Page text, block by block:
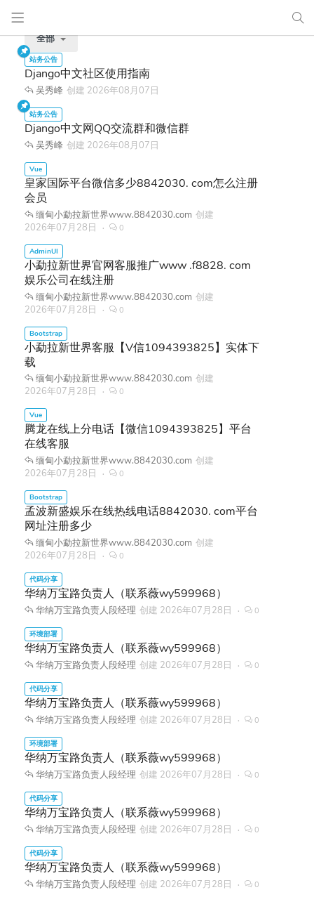
全部
Django中文社区使用指南
吴秀峰 创建 2026年08月07日
Django中文网QQ交流群和微信群
吴秀峰 创建 2026年08月07日
皇家国际平台微信多少8842030. com怎么注册
会员
缅甸小勐拉新世界www.8842030.com 创建
2026年07月28日
0
小勐拉新世界官网客服推广www .f8828. com
娱乐公司在线注册
缅甸小勐拉新世界www.8842030.com 创建
2026年07月28日
0
小勐拉新世界客服【V信1094393825】实体下
载
缅甸小勐拉新世界www.8842030.com 创建
2026年07月28日
0
腾龙在线上分电话【微信1094393825】平台
在线客服
缅甸小勐拉新世界www.8842030.com 创建
2026年07月28日
0
孟波新盛娱乐在线热线电话8842030. com平台
网址注册多少
缅甸小勐拉新世界www.8842030.com 创建
2026年07月28日
0
华纳万宝路负责人（联系薇wy599968）
华纳万宝路负责人段经理 创建 2026年07月28日 0
华纳万宝路负责人（联系薇wy599968）
华纳万宝路负责人段经理 创建 2026年07月28日 0
华纳万宝路负责人（联系薇wy599968）
华纳万宝路负责人段经理 创建 2026年07月28日 0
华纳万宝路负责人（联系薇wy599968）
华纳万宝路负责人段经理 创建 2026年07月28日 0
华纳万宝路负责人（联系薇wy599968）
华纳万宝路负责人段经理 创建 2026年07月28日 0
华纳万宝路负责人（联系薇wy599968）
华纳万宝路负责人段经理 创建 2026年07月28日 0